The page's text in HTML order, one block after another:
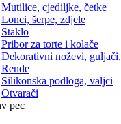
Mutilice, cjediljke, četke
Lonci, šerpe, zdjele
Staklo
Pribor za torte i kolače
Dekorativni noževi, guljači,
Rende
Silikonska podloga, valjci
Otvarači